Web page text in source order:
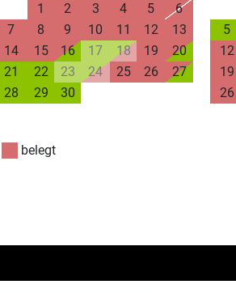
1
2 3 4 5
6
7
8 9 10 11 12
13
14
15 16 17 18 19
20
21
22 23 24 25 26
27
28
29 30
5
12
19
26
belegt